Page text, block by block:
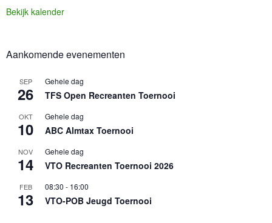
Bekijk kalender
Aankomende evenementen
SEP
26
Gehele dag
TFS Open Recreanten Toernooi
OKT
10
Gehele dag
ABC Almtax Toernooi
NOV
14
Gehele dag
VTO Recreanten Toernooi 2026
FEB
13
08:30 - 16:00
VTO-POB Jeugd Toernooi